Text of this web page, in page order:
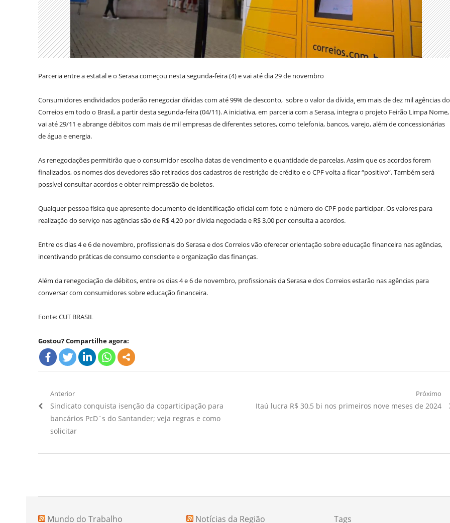
Parceria entre a estatal e o Serasa começou nesta segunda-feira (4) e vai até dia 29 de novembro
Consumidores endividados poderão renegociar dívidas com até 99% de desconto, sobre o valor da dívida¸ em mais de dez mil agências
Correios em todo o Brasil, a partir desta segunda-feira (04/11). A iniciativa, em parceria com a Serasa, integra o projeto Feirão Limpa Nome,
vai até 29/11 e abrange débitos com mais de mil empresas de diferentes setores, como telefonia, bancos, varejo, além de concessionárias
de água e energia.
As renegociações permitirão que o consumidor escolha datas de vencimento e quantidade de parcelas. Assim que os acordos forem
finalizados, os nomes dos devedores são retirados dos cadastros de restrição de crédito e o CPF volta a ficar “positivo”. Também será
possível consultar acordos e obter reimpressão de boletos.
Qualquer pessoa física que apresente documento de identificação oficial com foto e número do CPF pode participar. Os valores para
realização do serviço nas agências são de R$ 4,20 por dívida negociada e R$ 3,00 por consulta a acordos.
Entre os dias 4 e 6 de novembro, profissionais do Serasa e dos Correios vão oferecer orientação sobre educação financeira nas agências,
incentivando práticas de consumo consciente e organização das finanças.
Além da renegociação de débitos, entre os dias 4 e 6 de novembro, profissionais da Serasa e dos Correios estarão nas agências para
conversar com consumidores sobre educação financeira.
Fonte: CUT BRASIL
Gostou? Compartilhe agora:
Navegação
de
Post
Anterior
Artigo
Anterior:
Sindicato conquista isenção da coparticipação para
bancários PcD´s do Santander; veja regras e como
solicitar
Próximo
Próximo
Itaú lucra R$ 30,5 bi nos primeiros nove meses de 2024
Mundo do Trabalho Notícias da Região Tags